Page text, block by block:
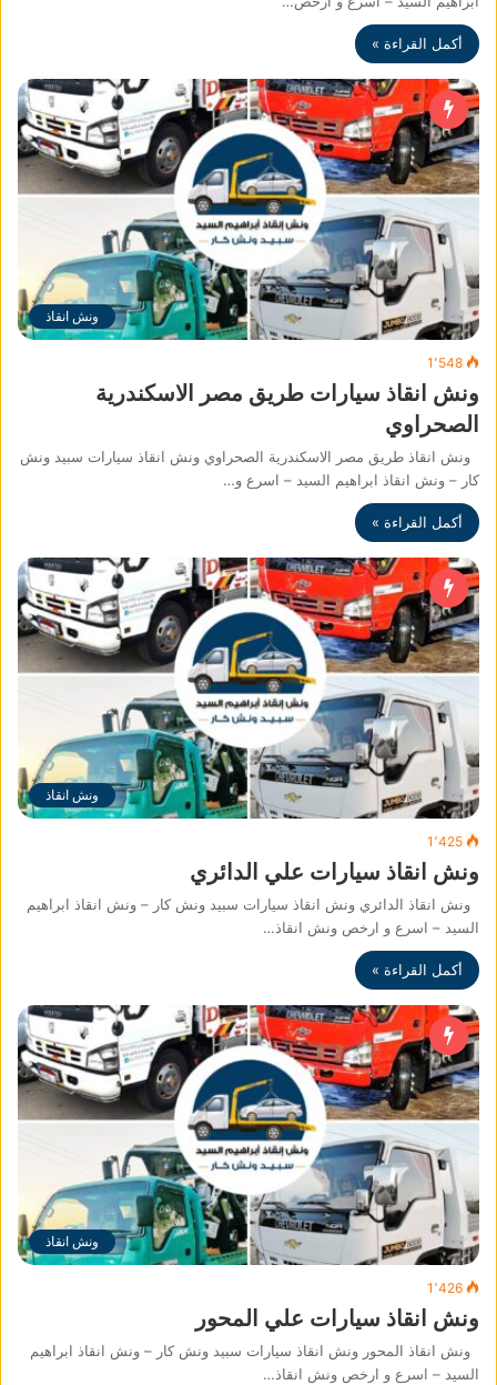
أكمل القراءة »
ونش انقاذ
1٬548
ونش انقاذ سيارات طريق مصر الاسكندرية
الصحراوي
ونش انقاذ طريق مصر الاسكندرية الصحراوي ونش انقاذ سيارات سبيد ونش
كار – ونش انقاذ ابراهيم السيد – اسرع و…
أكمل القراءة »
ونش انقاذ
1٬425
ونش انقاذ سيارات علي الدائري
ونش انقاذ الدائري ونش انقاذ سيارات سبيد ونش كار – ونش انقاذ ابراهيم
السيد – اسرع و ارخص ونش انقاذ…
أكمل القراءة »
ونش انقاذ
1٬426
ونش انقاذ سيارات علي المحور
ونش انقاذ المحور ونش انقاذ سيارات سبيد ونش كار – ونش انقاذ ابراهيم
السيد – اسرع و ارخص ونش انقاذ…